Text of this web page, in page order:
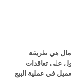
هي طريقة
على تعاقدات
في عملية البيع